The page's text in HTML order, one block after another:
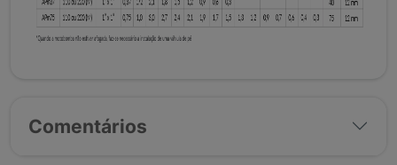
Comentários